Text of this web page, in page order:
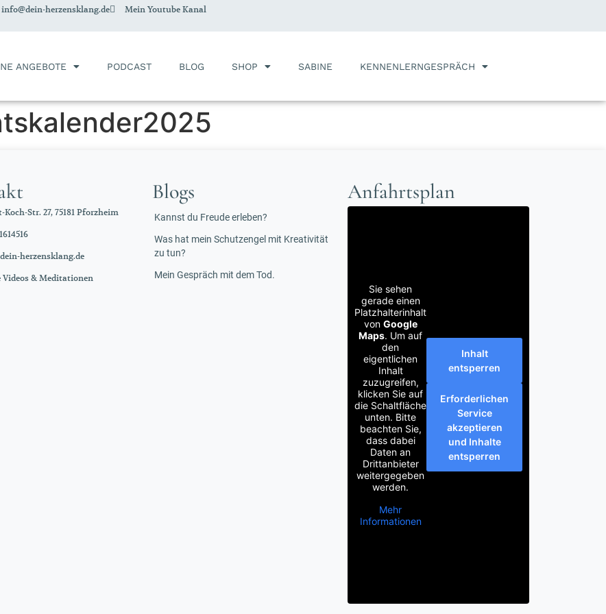
info@dein-herzensklang.de Mein Youtube Kanal
ANGEBOTE PODCAST BLOG SHOP SABINE KENNENLERNGESPRÄCH
Koch-Str. 27, 75181 Pforzheim
herzensklang.de
Videos & Meditationen
Blogs
Kannst du Freude erleben?
Was hat mein Schutzengel mit Kreativität
zu tun?
Mein Gespräch mit dem Tod.
Anfahrtsplan
Sie sehen
gerade einen
Platzhalterinhalt
von Google
Maps. Um auf
den
eigentlichen
Inhalt
zuzugreifen,
klicken Sie auf
die Schaltfläche
unten. Bitte
beachten Sie,
dass dabei
Daten an
Drittanbieter
weitergegeben
werden.
Mehr
Informationen
Inhalt
entsperren
Erforderlichen
Service
akzeptieren
und Inhalte
entsperren